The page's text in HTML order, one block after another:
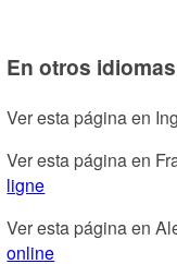
En otros idiomas
Ver esta página en
Ver esta página en
ligne
Ver esta página en
online